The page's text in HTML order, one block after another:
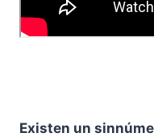
Existen un